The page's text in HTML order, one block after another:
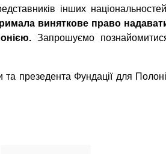
інших
виняткове право
Запрошуємо
презедента Фундації для